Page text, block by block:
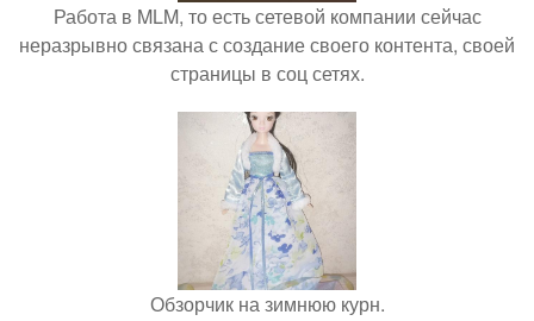
Работа в MLM, то есть сетевой компании сейчас
неразрывно связана с создание своего контента, своей
страницы в соц сетях.
Обзорчик на зимнюю курн.